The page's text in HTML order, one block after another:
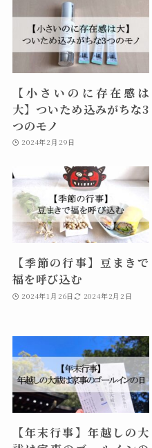
【小さいのに存在感は
大】ついため込みがちな3
つのモノ
2024年2月29日
【季節の行事】豆まきで
福を呼び込む
2024年1月26日 2024年2月2日
【年末行事】年越しの大